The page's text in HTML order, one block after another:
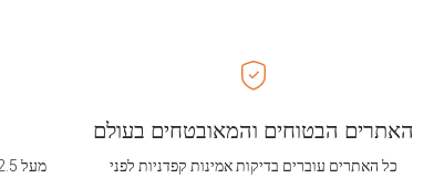
האתרים הבטוחים והמאובטחים בעולם
כל האתרים עוברים בדיקות אמינות קפדניות לפני